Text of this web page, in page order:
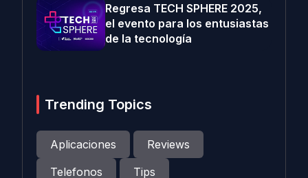
Regresa TECH SPHERE 2025,
el evento para los entusiastas
de la tecnología
Trending Topics
Aplicaciones
Reviews
Telefonos
Tips